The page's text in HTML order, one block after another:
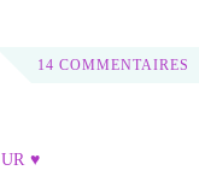
14 COMMENTAIRES
♥